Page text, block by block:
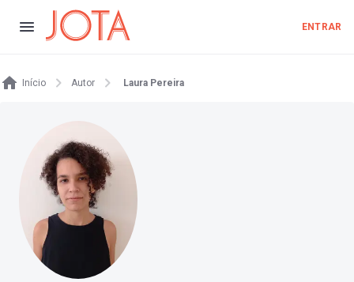
ENTRAR
Início Autor Laura Pereira